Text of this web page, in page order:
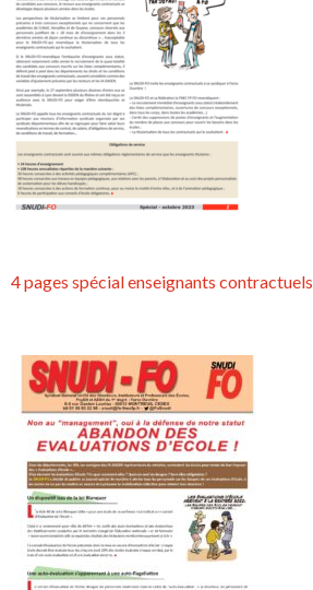
4 pages spécial enseignants contractuels